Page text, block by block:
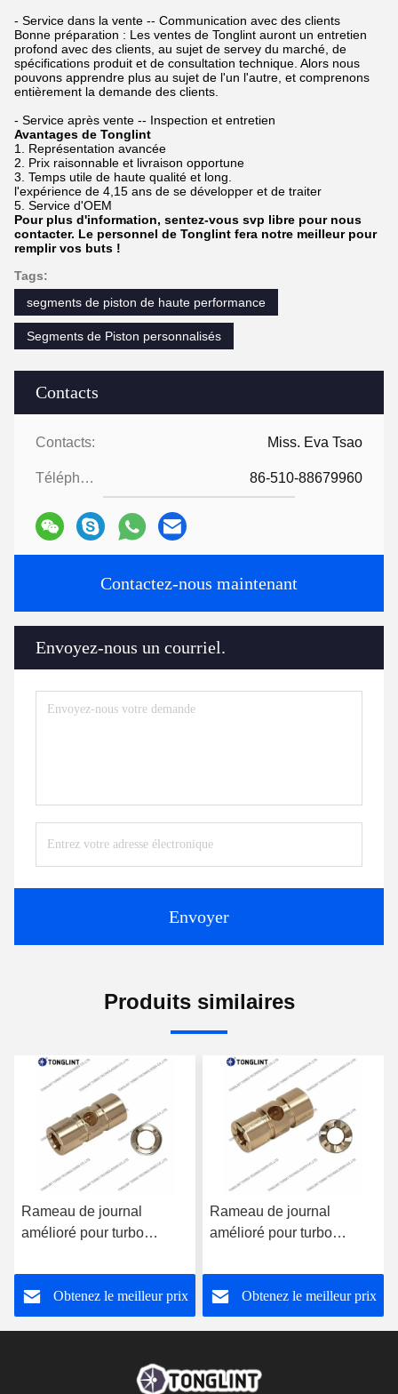
Contacts
Contacts: Miss. Eva Tsao
Téléphone: 86-510-88679960
Contactez-nous maintenant
Envoyez-nous un courriel.
Envoyer
- Service dans la vente -- Communication avec des clients
Bonne préparation : Les ventes de Tonglint auront un entretien
profond avec des clients, au sujet de servey du marché, de
spécifications produit et de consultation technique. Alors nous
pouvons apprendre plus au sujet de l'un l'autre, et comprenons
entièrement la demande des clients.
- Service après vente -- Inspection et entretien
Avantages de Tonglint
1. Représentation avancée
2. Prix raisonnable et livraison opportune
3. Temps utile de haute qualité et long.
l'expérience de 4,15 ans de se développer et de traiter
5. Service d'OEM
Pour plus d'information, sentez-vous svp libre pour nous
contacter. Le personnel de Tonglint fera notre meilleur pour
remplir vos buts !
Tags:
segments de piston de haute performance
Segments de Piston personnalisés
Produits similaires
Rameau de journal
amélioré pour turbo
d'huile
Obtenez le meilleur prix
Rameau de journal
amélioré pour turbo
d'huile
Obtenez le meilleur prix